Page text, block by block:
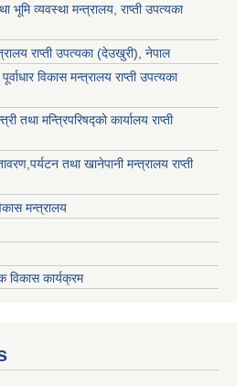
भूमि व्यवस्था मन्त्रालय, राप्ती उपत्यका
राप्ती उपत्यका (देउखुरी), नेपाल
विकास मन्त्रालय राप्ती उपत्यका
तथा मन्त्रिपरिषद्को कार्यालय राप्ती
तथा खानेपानी मन्त्रालय राप्ती
मन्त्रालय
विकास कार्यक्रम